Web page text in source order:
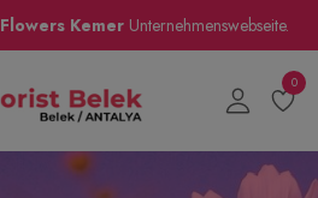
Flowers KemerUnternehmenswebseite.
0